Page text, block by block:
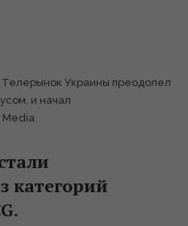
Телерынок Украины преодолел
и начал
Media
категорий